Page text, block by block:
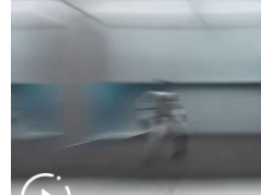
文化 书画
中央文件